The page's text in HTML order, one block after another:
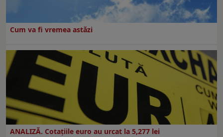
Cum va fi vremea astăzi
ANALIZĂ. Cotațiile euro au urcat la 5,277 lei